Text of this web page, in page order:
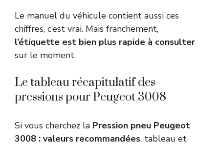
Le manuel du véhicule contient aussi ces
chiffres, c’est vrai. Mais franchement,
l’étiquette est bien plus rapide à consulter
sur le moment.
Le tableau récapitulatif des
pressions pour Peugeot 3008
Si vous cherchez la Pression pneu Peugeot
3008 : valeurs recommandées, tableau et